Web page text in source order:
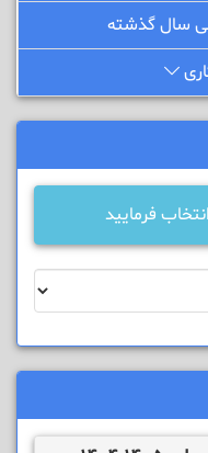
سال گذشته
فرمایید